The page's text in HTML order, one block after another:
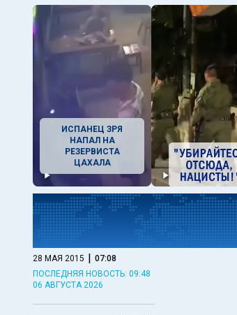
ИСПАНЕЦ ЗРЯ
НАПАЛ НА
РЕЗЕРВИСТА
ЦАХАЛА
28 МАЯ 2015 | 07:08
ПОСЛЕДНЯЯ НОВОСТЬ: 09:48
06 АВГУСТА 2026